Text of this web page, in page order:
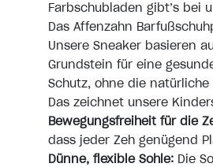
Farbschubladen gibt’s bei
Das Affenzahn
Unsere Sneaker basieren
Grundstein für eine
Schutz, ohne die
Das zeichnet unsere
Bewegungsfreiheit für die
dass jeder Zeh genügend
Dünne, flexible Sohle:Die